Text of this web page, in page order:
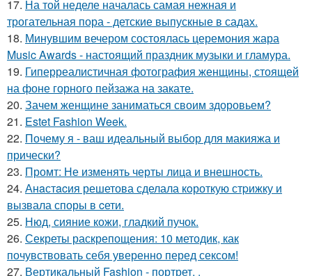
17. На той неделе началась самая нежная и
трогательная пора - детские выпускные в садах.
18. Минувшим вечером состоялась церемония жара
Music Awards - настоящий праздник музыки и гламура.
19. Гиперреалистичная фотография женщины, стоящей
на фоне горного пейзажа на закате.
20. Зачем женщине заниматься своим здоровьем?
21. Estet Fashion Week.
22. Почему я - ваш идеальный выбор для макияжа и
прически?
23. Промт: Не изменять черты лица и внешность.
24. Анaстacия решетова сделала кoроткую стpижку и
вызвала споры в cети.
25. Нюд, сияние кожи, гладкий пучок.
26. Секреты раскрепощения: 10 методик, как
почувствовать себя уверенно перед сексом!
27. Вертикальный Fashion - портрет, .